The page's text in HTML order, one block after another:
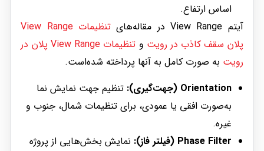
اساس ارتفاع.
آیتم View Range در مقاله‌های
تنظیمات View Range
پلان سقف کاذب در رویت و
تنظیمات View Range پلان در
رویت به صورت کامل به آنها پرداخته شده‌است.
Orientation (جهت‌گیری):
تنظیم جهت نمایش نما
به‌صورت افقی یا عمودی، برای تنظیمات شمال، جنوب و
غیره.
Phase Filter (فیلتر فاز):
نمایش بخش‌هایی از پروژه